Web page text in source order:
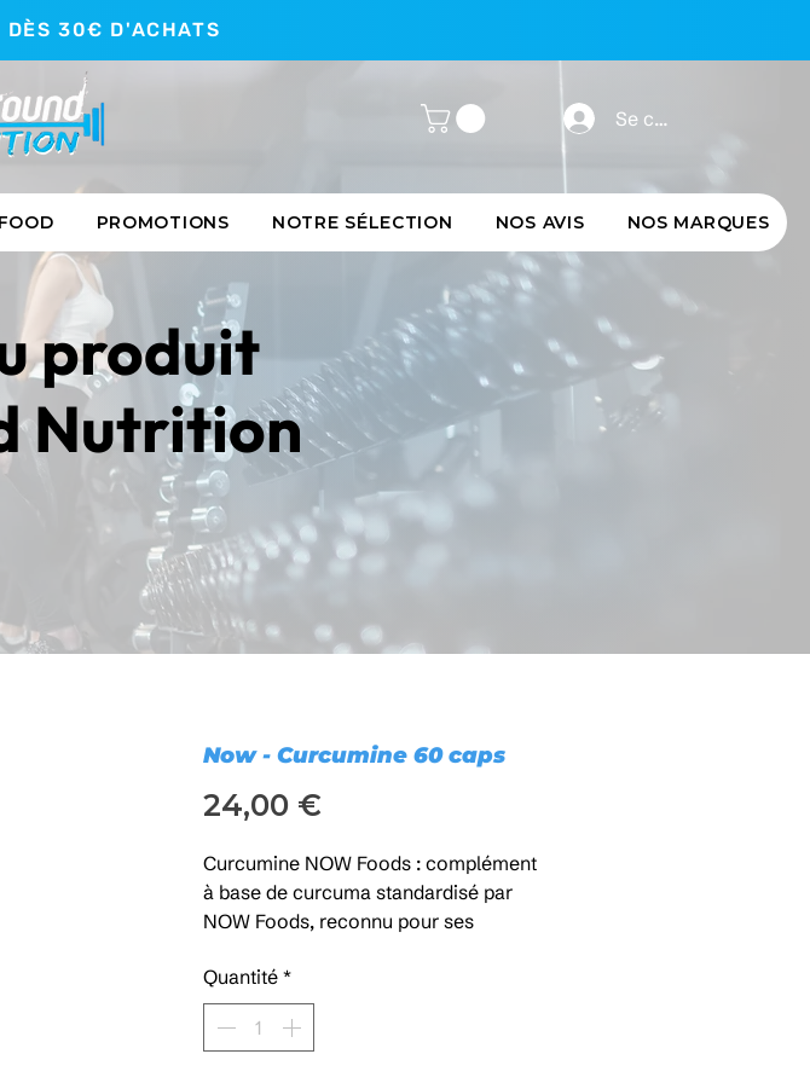
DÈS 30€ D'ACHATS
Se connecter
PROMOTIONS NOTRE SÉLECTION NOS AVIS NOS MARQUES
produit
Nutrition
Now - Curcumine 60 caps
24,00 €Prix
Curcumine NOW Foods : complément
à base de curcuma standardisé par
NOW Foods, reconnu pour ses
inflammatoires. Contribue au confort
articulaire, au soutien digestif et à la
protection des cellules contre le
Quantité *